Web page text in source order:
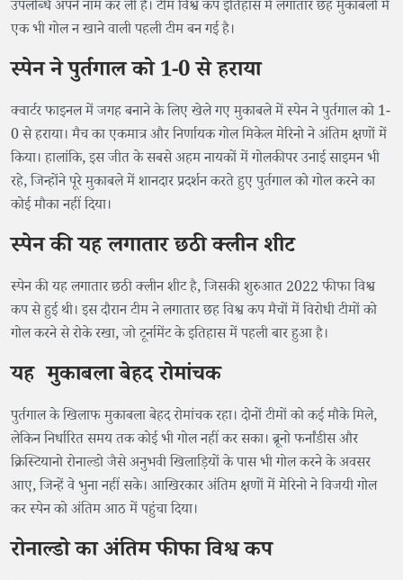
उपलब्धि अपने नाम कर ली है। टीम विश्व कप इतिहास में लगातार छह मुकाबलों में
एक भी गोल न खाने वाली पहली टीम बन गई है।
स्पेन ने पुर्तगाल को 1-0 से हराया
क्वार्टर फाइनल में जगह बनाने के लिए खेले गए मुकाबले में स्पेन ने पुर्तगाल को 1-
0 से हराया। मैच का एकमात्र और निर्णायक गोल मिकेल मेरिनो ने अंतिम क्षणों में
किया। हालांकि, इस जीत के सबसे अहम नायकों में गोलकीपर उनाई साइमन भी
रहे, जिन्होंने पूरे मुकाबले में शानदार प्रदर्शन करते हुए पुर्तगाल को गोल करने का
कोई मौका नहीं दिया।
स्पेन की यह लगातार छठी क्लीन शीट
स्पेन की यह लगातार छठी क्लीन शीट है, जिसकी शुरुआत 2022 फीफा विश्व
कप से हुई थी। इस दौरान टीम ने लगातार छह विश्व कप मैचों में विरोधी टीमों को
गोल करने से रोके रखा, जो टूर्नामेंट के इतिहास में पहली बार हुआ है।
यह मुकाबला बेहद रोमांचक
पुर्तगाल के खिलाफ मुकाबला बेहद रोमांचक रहा। दोनों टीमों को कई मौके मिले,
लेकिन निर्धारित समय तक कोई भी गोल नहीं कर सका। ब्रूनो फर्नांडीस और
क्रिस्टियानो रोनाल्डो जैसे अनुभवी खिलाड़ियों के पास भी गोल करने के अवसर
आए, जिन्हें वे भुना नहीं सके। आखिरकार अंतिम क्षणों में मेरिनो ने विजयी गोल
कर स्पेन को अंतिम आठ में पहुंचा दिया।
रोनाल्डो का अंतिम फीफा विश्व कप